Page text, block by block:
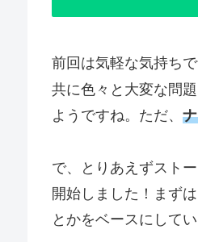
前回は気軽な気持ち
共に色々と大変な問
ようですね。ただ、
で、とりあえずスト
開始しました！まず
とかをベースにして